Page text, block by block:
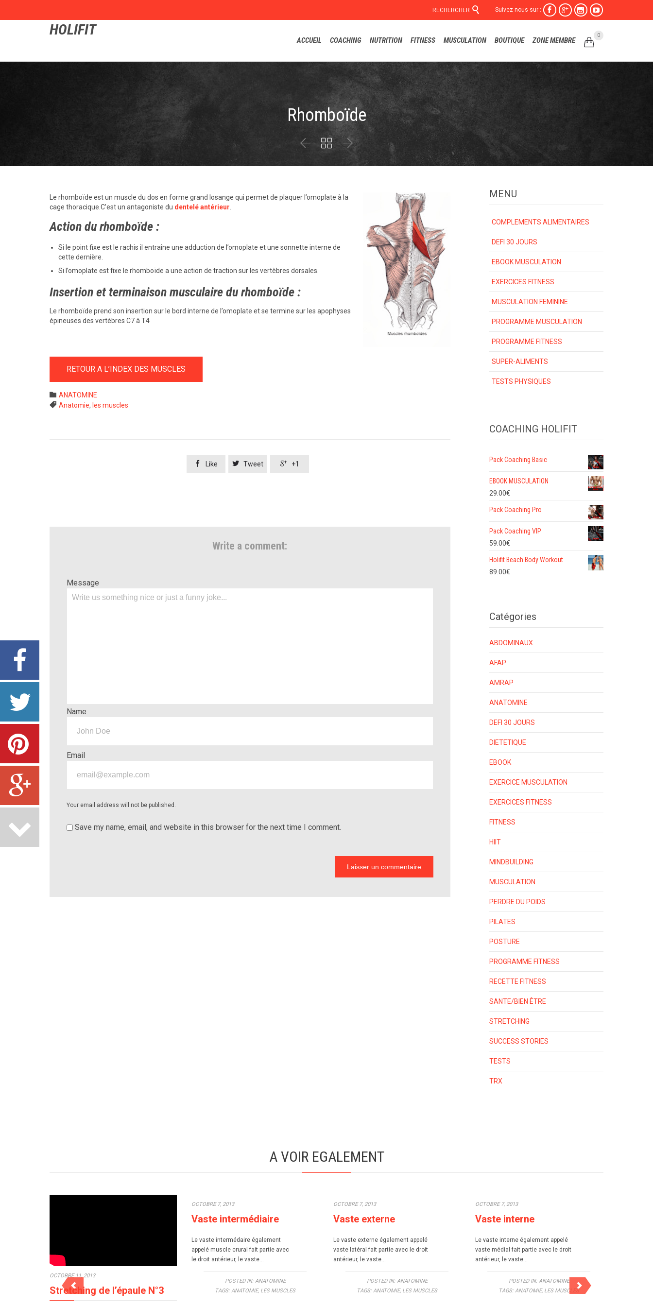
RECHERCHER  Suivez nous sur :    
HOLIFIT
to
ACCUEIL COACHING NUTRITION FITNESS MUSCULATION BOUTIQUE ZONE MEMBRE 
0
Rhomboïde
  
Le rhomboïde est un muscle du dos en forme grand losange qui permet de plaquer l’omoplate à la
cage thoracique.C’est un antagoniste du dentelé antérieur
Action du rhomboïde :
Si le point fixe est le rachis il entraîne une adduction de l’omoplate et une sonnette interne de
cette dernière.
Si l’omoplate est fixe le rhomboïde a une action de traction sur les vertèbres dorsales.
Insertion et terminaison musculaire du rhomboïde :
Le rhomboïde prend son insertion sur le bord interne de l’omoplate et se termine sur les apophyses
épineuses des vertèbres C7 à T4
RETOUR A L’INDEX DES MUSCLES
 Category
ANATOMINE
 Tags
Anatomie, les muscles
 Like  Tweet  +1
Write a comment:
Message
Name
Email
Your email address will not be published.
Save my name, email, and website in this browser for the next time I comment.
MENU
COMPLEMENTS ALIMENTAIRES
DEFI 30 JOURS
EBOOK MUSCULATION
EXERCICES FITNESS
MUSCULATION FEMININE
PROGRAMME MUSCULATION
PROGRAMME FITNESS
SUPER-ALIMENTS
TESTS PHYSIQUES
COACHING HOLIFIT
Pack Coaching Basic
EBOOK MUSCULATION
29.00€
Pack Coaching Pro
Pack Coaching VIP
59.00€
Holifit Beach Body Workout
89.00€
Catégories
ABDOMINAUX
AFAP
AMRAP
ANATOMINE
DEFI 30 JOURS
DIETETIQUE
EBOOK
EXERCICE MUSCULATION
EXERCICES FITNESS
FITNESS
HIIT
MINDBUILDING
MUSCULATION
PERDRE DU POIDS
PILATES
POSTURE
PROGRAMME FITNESS
RECETTE FITNESS
SANTE/BIEN ÊTRE
STRETCHING
SUCCESS STORIES
TESTS
TRX
A VOIR EGALEMENT
OCTOBRE 11, 2013
Stretching de l’épaule N°3
OCTOBRE 7, 2013
Vaste intermédiaire
Le vaste intermédaire également
appelé muscle crural fait partie avec
le droit antérieur, le vaste…
POSTED IN: ANATOMINE
TAGS: ANATOMIE, LES MUSCLES
OCTOBRE 7, 2013
Vaste externe
Le vaste externe également appelé
vaste latéral fait partie avec le droit
antérieur, le vaste…
POSTED IN: ANATOMINE
TAGS: ANATOMIE, LES MUSCLES
OCTOBRE 7, 2013
Vaste interne
Le vaste interne également appelé
vaste médial fait partie avec le droit
antérieur, le vaste…
POSTED IN: ANATOMINE
TAGS: ANATOMIE, LES MUSCLES